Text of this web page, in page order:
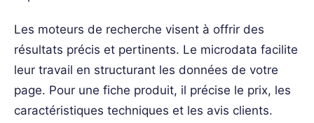
Les moteurs de recherche visent à offrir des
résultats précis et pertinents. Le microdata facilite
leur travail en structurant les données de votre
page. Pour une fiche produit, il précise le prix, les
caractéristiques techniques et les avis clients.